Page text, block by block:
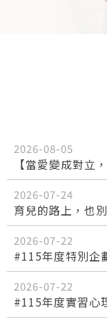
2026-08-05
【當愛變成對立
2026-07-24
育兒的路上，也
2026-07-22
#115年度特別企
2026-07-22
#115年度實習心